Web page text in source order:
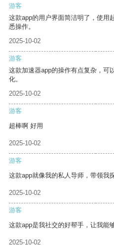
游客
这款app的用户界面简洁明了，使用
悉操作。
2025-10-02
游客
这款加速器app的操作有点复杂，可
化。
2025-10-02
游客
超棒啊 好用
2025-10-02
游客
这款app就像我的私人导师，带领我
2025-10-02
游客
这款app是我社交的好帮手，让我能
2025-10-02